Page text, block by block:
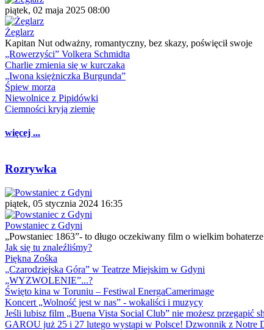
piątek, 02 maja 2025 08:00
Żeglarz
Kapitan Nut odważny, romantyczny, bez skazy, poświęcił swoje
„Rowerzyści” Volkera Schmidta
Charlie zmienia się w kurczaka
„Iwona księżniczka Burgunda”
Śpiew morza
Niewolnice z Pipidówki
Ciemności kryją ziemię
więcej ...
Rozrywka
piątek, 05 stycznia 2024 16:35
Powstaniec z Gdyni
„Powstaniec 1863”- to długo oczekiwany film o wielkim bohaterze
Jak się tu znaleźliśmy?
Piękna Zośka
„Czarodziejska Góra” w Teatrze Miejskim w Gdyni
„WYZWOLENIE”...?
Święto kina w Toruniu – Festiwal EnergaCamerimage
Koncert „Wolność jest w nas” - wokaliści i muzycy
Jeśli lubisz film „Buena Vista Social Club” nie możesz przegapić
GAROU już 25 i 27 lutego wystąpi w Polsce! Dzwonnik z Notre